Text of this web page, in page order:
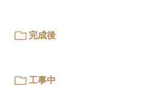
完成後
工事中